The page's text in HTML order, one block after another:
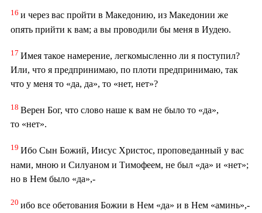
16 и через вас пройти в Македонию, из Македонии же
опять прийти к вам; а вы проводили бы меня в Иудею.
17 Имея такое намерение, легкомысленно ли я поступил?
Или, что я предпринимаю, по плоти предпринимаю, так
что у меня то «да, да», то «нет, нет»?
18 Верен Бог, что слово наше к вам не было то «да»,
то «нет».
19 Ибо Сын Божий, Иисус Христос, проповеданный у вас
нами, мною и Силуаном и Тимофеем, не был «да» и «нет»;
но в Нем было «да»,-
20 ибо все обетования Божии в Нем «да» и в Нем «аминь»,-